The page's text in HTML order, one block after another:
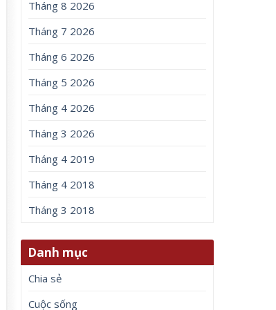
Tháng 8 2026
Tháng 7 2026
Tháng 6 2026
Tháng 5 2026
Tháng 4 2026
Tháng 3 2026
Tháng 4 2019
Tháng 4 2018
Tháng 3 2018
Danh mục
Chia sẻ
Cuộc sống